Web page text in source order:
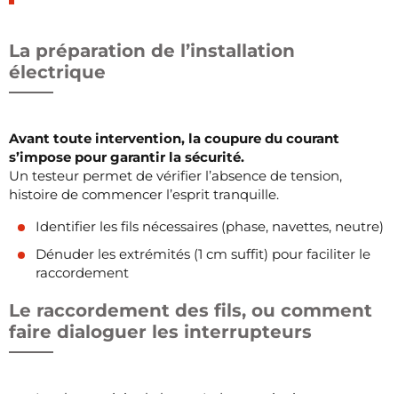
La préparation de l’installation
électrique
Avant toute intervention, la coupure du courant
s’impose pour garantir la sécurité.
Un testeur permet de vérifier l’absence de tension,
histoire de commencer l’esprit tranquille.
Identifier les fils nécessaires (phase, navettes, neutre)
Dénuder les extrémités (1 cm suffit) pour faciliter le
raccordement
Le raccordement des fils, ou comment
faire dialoguer les interrupteurs